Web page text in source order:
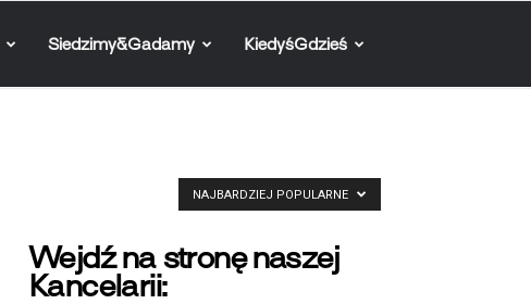
Siedzimy&Gadamy KiedyśGdzieś
NAJBARDZIEJ POPULARNE
Wejdź na stronę naszej
Kancelarii: